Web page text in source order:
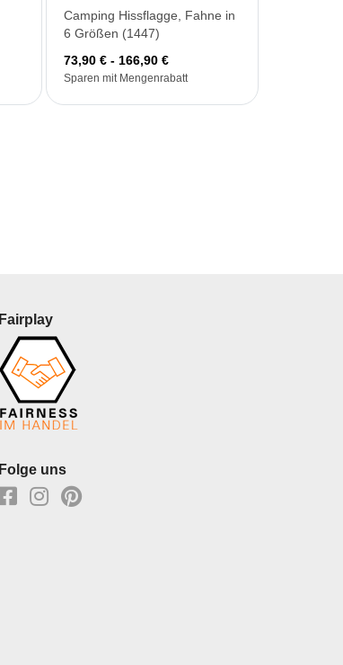
Camping Hissflagge, Fahne in
6 Größen (1447)
73,90 € - 166,90 €
Sparen mit Mengenrabatt
Fairplay
Folge uns